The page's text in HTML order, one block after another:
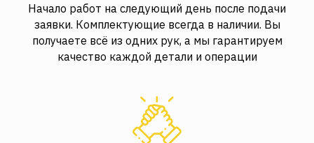
Начало работ на следующий день после подачи
заявки. Комплектующие всегда в наличии. Вы
получаете всё из одних рук, а мы гарантируем
качество каждой детали и операции